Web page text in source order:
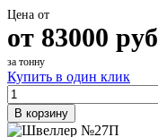
Цена от
от 83000 руб
за тонну
Купить в один клик
В корзину